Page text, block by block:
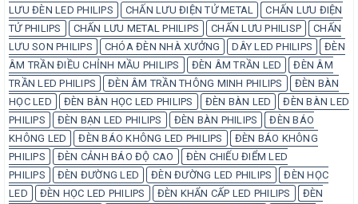
LƯU ĐÈN LED PHILIPS
CHẤN LƯU ĐIỆN TỬ METAL
CHẤN LƯU ĐIỆN
TỬ PHILIPS
CHẤN LƯU METAL PHILIPS CHẤN LƯU PHILISP
CHẤN
LƯU SON PHILIPS
CHÓA ĐÈN NHÀ XƯỞNG DÂY LED PHILIPS
ĐÈN
ÂM TRẦN ĐIỀU CHỈNH MẦU PHILIPS
ĐÈN ÂM TRẦN LED
ĐÈN ÂM
TRẦN LED PHILIPS
ĐÈN ÂM TRẦN THÔNG MINH PHILIPS
ĐÈN BÀN
HỌC LED
ĐÈN BÀN HỌC LED PHILIPS ĐÈN BÀN LED
ĐÈN BÀN LED
PHILIPS
ĐÈN BẠN LED PHILIPS ĐÈN BÀN PHILIPS
ĐÈN BÁO
KHÔNG LED
ĐÈN BÁO KHÔNG LED PHILIPS
ĐÈN BÁO KHÔNG
PHILIPS
ĐÈN CẢNH BÁO ĐỘ CAO
ĐÈN CHIẾU ĐIỂM LED
PHILIPS
ĐÈN ĐƯỜNG LED ĐÈN ĐƯỜNG LED PHILIPS
ĐÈN HỌC
LED
ĐÈN HỌC LED PHILIPS ĐÈN KHẨN CẤP LED PHILIPS
ĐÈN